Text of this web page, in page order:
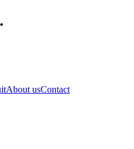
About usContact